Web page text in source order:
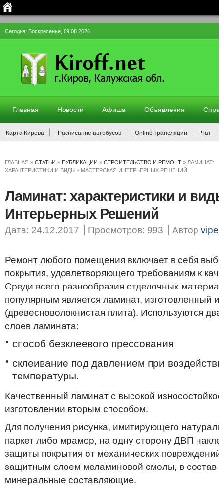
Сегодня: Воскресенье, 09.08.2026
Главная Новости Афиша Объявления
Карта Кирова Расписание автобусов Online трансляции Чат
ГЛАВНАЯ » СТАТЬИ » ПУБЛИКАЦИИ » СТРОИТЕЛЬСТВО И РЕМОНТ » ЛАМИНАТ:
ХАРАКТЕРИСТИКИ И ВИДЫ - МАСТЕРСКАЯ ИНТЕРЬЕРНЫХ РЕШЕНИЙ
Ламинат: характеристики и
Интерьерных Решений
Дата: 24.12.2017 Просмотров: 993 Автор
Ремонт любого помещения включает в себя
покрытия, удовлетворяющего требованиям к
Среди всего разнообразия отделочных
популярным является ламинат, изготовленный
(древесноволокнистая плита). Используются
слоев ламината:
способ безклеевого прессования;
склеивание под давлением при
температуры.
Качественный ламинат с высокой
изготовлении вторым способом.
Для получения рисунка, имитирующего
паркет либо мрамор, на одну сторону ДВП
защиты покрытия от механических
защитным слоем меламиновой смолы, в состав
минеральные составляющие.